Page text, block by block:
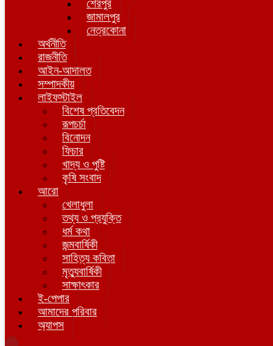
শেরপুর
জামালপুর
নেত্রকোনা
অর্থনীতি
রাজনীতি
আইন-আদালত
সম্পাদকীয়
লাইফস্টাইল
বিশেষ প্রতিবেদন
রূপচর্চা
বিনোদন
ফিচার
খাদ্য ও পুষ্টি
কৃষি সংবাদ
আরো
খেলাধুলা
তথ্য ও প্রযুক্তি
ধর্ম কথা
জন্মবার্ষিকী
সাহিত্য কবিতা
মৃত্যুবার্ষিকী
সাক্ষাৎকার
ই-পেপার
আমাদের পরিবার
অ্যাপস